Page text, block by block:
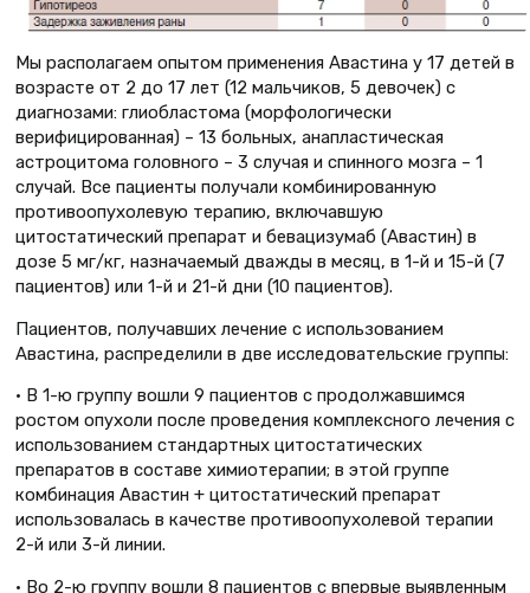
Мы располагаем опытом применения Авастина у 17 детей в
возрасте от 2 до 17 лет (12 мальчиков, 5 девочек) с
диагнозами: глиобластома (морфологически
верифицированная) – 13 больных, анапластическая
астроцитома головного – 3 случая и спинного мозга – 1
случай. Все пациенты получали комбинированную
противоопухолевую терапию, включавшую
цитостатический препарат и бевацизумаб (Авастин) в
дозе 5 мг/кг, назначаемый дважды в месяц, в 1-й и 15-й (7
пациентов) или 1-й и 21-й дни (10 пациентов).
Пациентов, получавших лечение с использованием
Авастина, распределили в две исследовательские группы:
• В 1-ю группу вошли 9 пациентов с продолжавшимся
ростом опухоли после проведения комплексного лечения с
использованием стандартных цитостатических
препаратов в составе химиотерапии; в этой группе
комбинация Авастин + цитостатический препарат
использовалась в качестве противоопухолевой терапии
2-й или 3-й линии.
• Во 2-ю группу вошли 8 пациентов с впервые выявленным